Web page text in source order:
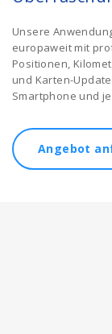
Unsere
europaweit mit
Positionen,
und Karten-
Smartphone und
Angebot